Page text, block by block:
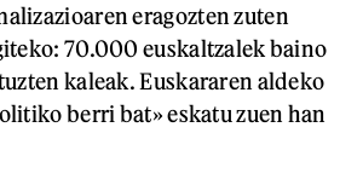
eragozten zuten
70.000 euskaltzalek baino
kaleak. Euskararen aldeko
berri bat» eskatu zuen han